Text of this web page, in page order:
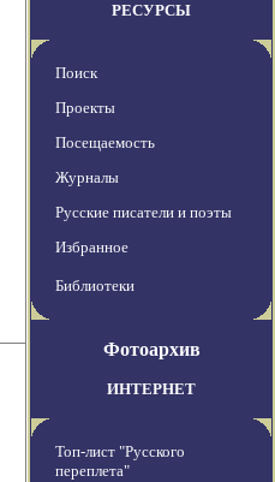
РЕСУРСЫ
Поиск
Проекты
Посещаемость
Журналы
Русские писатели и поэты
Избранное
Библиотеки
Фотоархив
ИНТЕРНЕТ
Топ-лист "Русского
переплета"